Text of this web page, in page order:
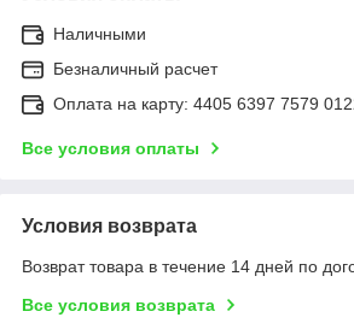
Наличными
Безналичный расчет
Оплата на карту: 4405 6397 7579
Все условия оплаты
Условия возврата
Возврат товара в течение 14 дней по
Все условия возврата